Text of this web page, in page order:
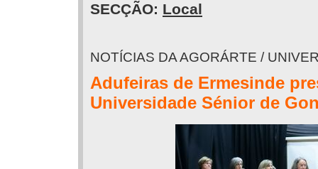
SECÇÃO: Local
NOTÍCIAS DA AGORÁRTE /
Adufeiras de Ermesinde
Universidade Sénior de